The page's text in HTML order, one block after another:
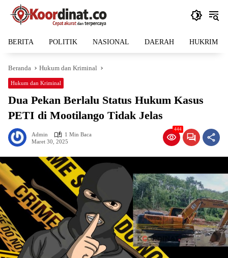
Langsung
BERITA POLITIK NASIONAL DAERAH HUKRIM
Beranda Hukum dan Kriminal
Hukum dan Kriminal
Dua Pekan Berlalu Status Hukum Kasus
PETI di Mootilango Tidak Jelas
Admin
1 Min Baca
Maret 30, 2025
444